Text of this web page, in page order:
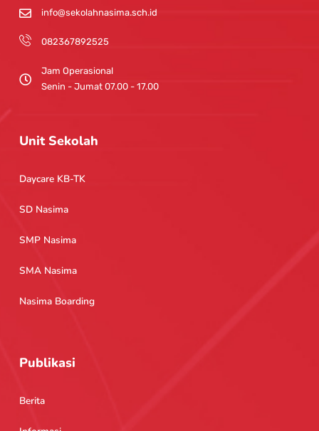
info@sekolahnasima.sch.id
082367892525
Jam Operasional
Senin - Jumat 07.00 - 17.00
Unit Sekolah
Daycare KB-TK
SD Nasima
SMP Nasima
SMA Nasima
Nasima Boarding
Publikasi
Berita